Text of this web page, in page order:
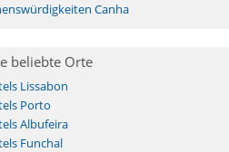
Canha
beliebte Orte
Lissabon
Porto
Albufeira
Funchal